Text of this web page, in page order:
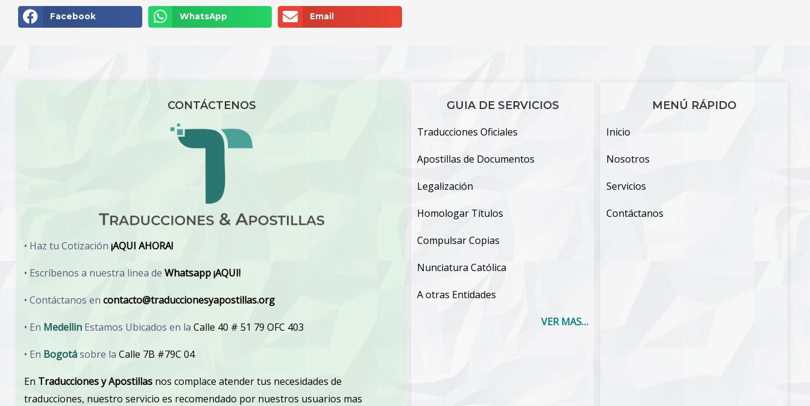
Facebook WhatsApp Email
CONTÁCTENOS
• Haz tu Cotización ¡AQUI AHORA!
• Escríbenos a nuestra linea de Whatsapp ¡AQUI!
• Contáctanos en contacto@traduccionesyapostillas.org
• En Medellin Estamos Ubicados en la Calle 40 # 51 79 OFC 403
• En Bogotásobre la Calle 7B #79C 04
En Traducciones y Apostillas nos complace atender tus necesidades de
traducciones, nuestro servicio es recomendado por nuestros usuarios mas
GUIA DE SERVICIOS
Traducciones Oficiales
Apostillas de Documentos
Legalización
Homologar Títulos
Compulsar Copias
Nunciatura Católica
A otras Entidades
VER MAS…
MENÚ RÁPIDO
Inicio
Nosotros
Servicios
Contáctanos